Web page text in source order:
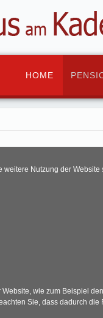
HOME
Nutzung der
wie zum Beispiel
Sie, dass dadurch